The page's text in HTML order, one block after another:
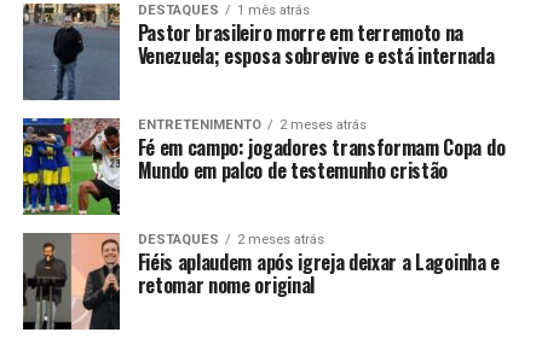
DESTAQUES 1 mês atrás
Pastor brasileiro morre em terremoto na
Venezuela; esposa sobrevive e está internada
ENTRETENIMENTO 2 meses atrás
Fé em campo: jogadores transformam Copa do
Mundo em palco de testemunho cristão
DESTAQUES 2 meses atrás
Fiéis aplaudem após igreja deixar a Lagoinha e
retomar nome original